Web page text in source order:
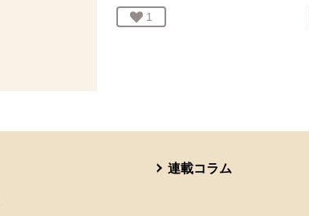
お気に入り登録：
1
連載コラム